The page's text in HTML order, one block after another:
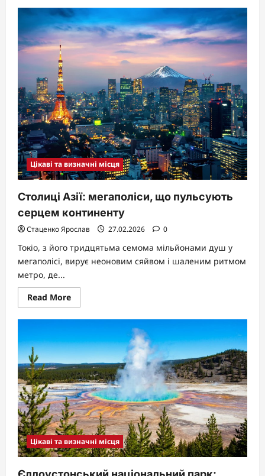
Столиця
Канади:
Оттава
–
перлина
східних
рівнин
Цікаві та визначні місця
Столиці Азії: мегаполіси, що пульсують
серцем континенту
Стаценко Ярослав 27.02.2026 0
Токіо, з його тридцятьма семома мільйонами душ у
мегаполісі, вирує неоновим сяйвом і шаленим ритмом
метро, де...
Read MoreRead
more
Столиці
що
пульсують
серцем
континенту
Цікаві та визначні місця